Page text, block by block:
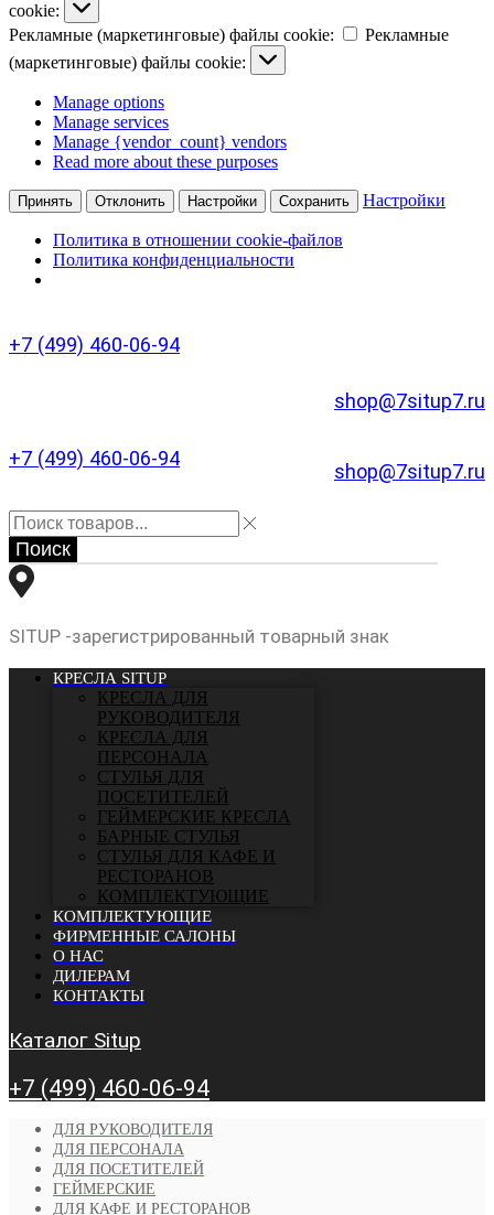
cookie:
Рекламные (маркетинговые) файлы cookie:
Рекламные
(маркетинговые) файлы cookie:
Manage options
Manage services
Manage {vendor_count} vendors
Read more about these purposes
Принять Отклонить Настройки Сохранить Настройки
Политика в отношении cookie-файлов
Политика конфиденциальности
+7 (499) 460-06-94
shop@7situp7.ru
+7 (499) 460-06-94
shop@7situp7.ru
Поиск
SITUP -зарегистрированный товарный знак
КРЕСЛА SITUP
КРЕСЛА ДЛЯ
РУКОВОДИТЕЛЯ
КРЕСЛА ДЛЯ
ПЕРСОНАЛА
СТУЛЬЯ ДЛЯ
ПОСЕТИТЕЛЕЙ
ГЕЙМЕРСКИЕ КРЕСЛА
БАРНЫЕ СТУЛЬЯ
CТУЛЬЯ ДЛЯ КАФЕ И
РЕСТОРАНОВ
КОМПЛЕКТУЮЩИЕ
КОМПЛЕКТУЮЩИЕ
ФИРМЕННЫЕ САЛОНЫ
О НАС
ДИЛЕРАМ
КОНТАКТЫ
Каталог Situp
+7 (499) 460-06-94
ДЛЯ РУКОВОДИТЕЛЯ
ДЛЯ ПЕРСОНАЛА
ДЛЯ ПОСЕТИТЕЛЕЙ
ГЕЙМЕРСКИЕ
ДЛЯ КАФЕ И РЕСТОРАНОВ